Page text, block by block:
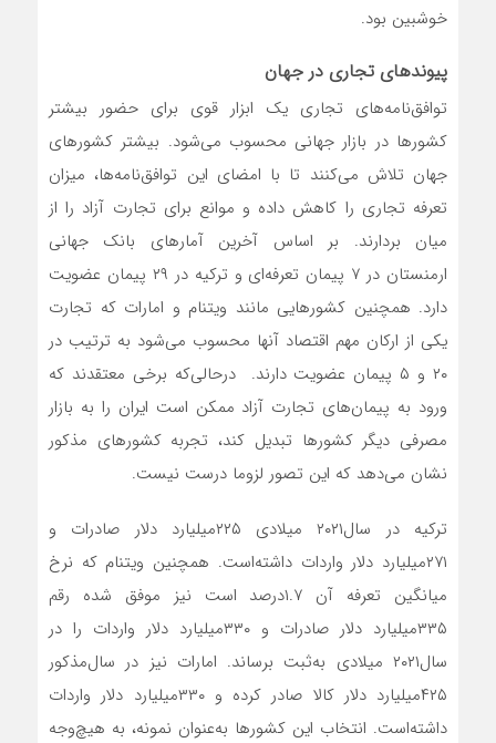
خوشبین بود.
پیوندهای تجاری در جهان
توافق‌نامه‌های تجاری یک ابزار قوی برای حضور بیشتر
کشورها در بازار جهانی محسوب می‌شود. بیشتر کشورهای
جهان تلاش می‌کنند تا با امضای این توافق‌نامه‌‌‌‌‌ها، میزان
تعرفه تجاری را کاهش داده و موانع برای تجارت آزاد را از
میان بردارند. بر اساس آخرین آمارهای بانک جهانی
ارمنستان در ۷ پیمان تعرفه‌‌‌‌‌ای و ترکیه در ۲۹ پیمان عضویت
دارد. همچنین کشورهایی مانند ویتنام و امارات که تجارت
یکی از ارکان مهم اقتصاد آنها محسوب می‌شود به ترتیب در
۲۰ و ۵ پیمان عضویت دارند. درحالی‌که برخی معتقدند که
ورود به پیمان‌‌‌‌‌های تجارت آزاد ممکن است ایران را به بازار
مصرفی دیگر کشورها تبدیل کند، تجربه کشورهای مذکور
نشان می‌دهد که این تصور لزوما درست نیست.
ترکیه در سال‌۲۰۲۱ میلادی ۲۲۵‌میلیارد دلار صادرات و
۲۷۱‌میلیارد دلار واردات داشته‌است. همچنین ویتنام که نرخ
میانگین تعرفه آن ۱.۷‌درصد است نیز موفق شده رقم
۳۳۵‌میلیارد دلار صادرات و ۳۳۰‌میلیارد دلار واردات را در
سال‌۲۰۲۱ میلادی به‌ثبت برساند. امارات نیز در سال‌مذکور
۴۲۵‌میلیارد دلار کالا صادر کرده و ۳۳۰‌میلیارد دلار واردات
داشته‌است. انتخاب این کشورها به‌عنوان نمونه، به هیچ‌وجه